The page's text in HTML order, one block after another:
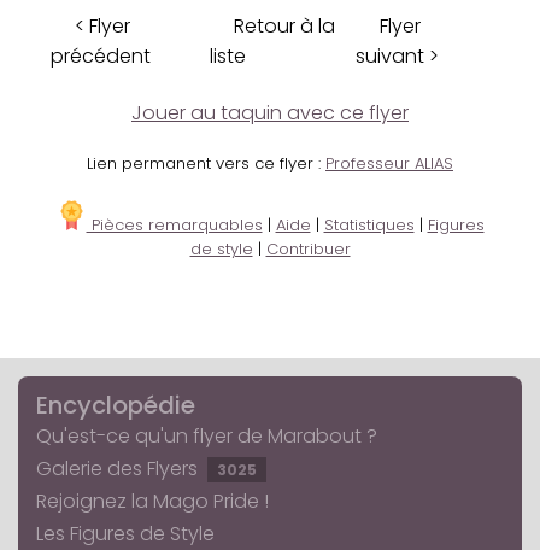
< Flyer
précédent
Retour à la
liste
Flyer
suivant >
Jouer au taquin avec ce flyer
Lien permanent vers ce flyer : Professeur ALIAS
Pièces remarquables | Aide | Statistiques | Figures
de style | Contribuer
Encyclopédie
Qu'est-ce qu'un flyer de Marabout ?
Galerie des Flyers
3025
Rejoignez la Mago Pride !
Les Figures de Style